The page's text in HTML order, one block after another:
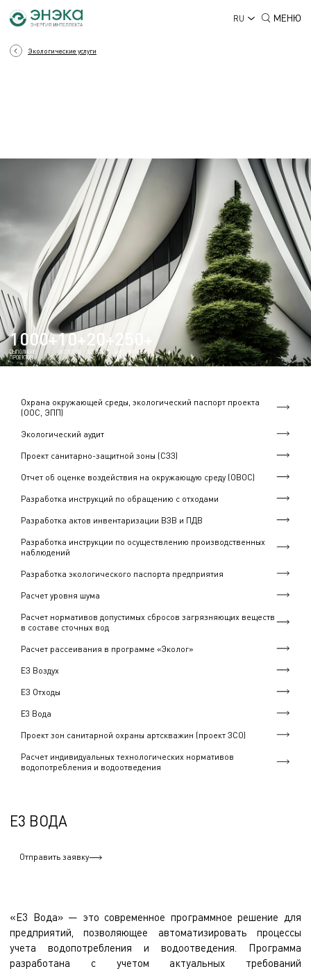
RU МЕНЮ
Экологические услуги
ЭКОЛОГИЯ
1000+
ВЫПОЛНЕНО
ПРОЕКТОВ
10+
ЭКОЛОГОВ
20+
ЛЕТ ОПЫТА
250+
ВЫПОЛНЕННЫХ
ОВОС
Охрана окружающей среды, экологический паспорт проекта
(ООС, ЭПП)
Экологический аудит
Проект санитарно-защитной зоны (СЗЗ)
Отчет об оценке воздействия на окружающую среду (ОВОС)
Разработка инструкций по обращению с отходами
Разработка актов инвентаризации ВЗВ и ПДВ
Разработка инструкции по осуществлению производственных
наблюдений
Разработка экологического паспорта предприятия
Расчет уровня шума
Расчет нормативов допустимых сбросов загрязняющих веществ
в составе сточных вод
Расчет рассеивания в программе «Эколог»
ЕЗ Воздух
ЕЗ Отходы
Е3 Вода
Проект зон санитарной охраны артскважин (проект ЗСО)
Расчет индивидуальных технологических нормативов
водопотребления и водоотведения
Е3 ВОДА
Отправить заявку
«Е3 Вода» — это современное программное решение для
предприятий, позволяющее автоматизировать процессы
учета водопотребления и водоотведения. Программа
разработана с учетом актуальных требований